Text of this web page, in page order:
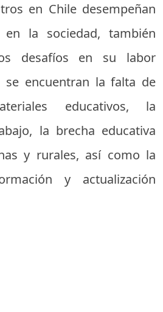
en Chile desempeñan
la sociedad, también
desafíos en su labor
se encuentran la falta de
educativos, la
la brecha educativa
y rurales, así como la
y actualización